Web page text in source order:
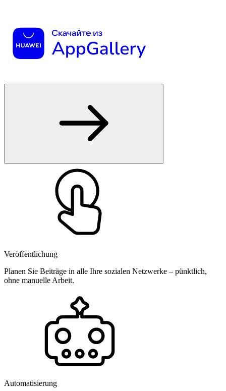
Veröffentlichung
Planen Sie Beiträge in alle Ihre sozialen Netzwerke – pünktlich,
ohne manuelle Arbeit.
Automatisierung